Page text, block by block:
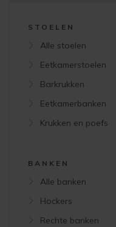
STOELEN
Alle stoelen
Eetkamerstoelen
Barkrukken
Eetkamerbanken
Krukken en poefs
BANKEN
Alle banken
Hockers
Rechte banken